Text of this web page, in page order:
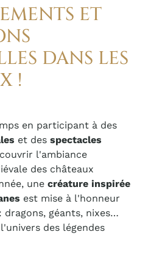
ET
DANS LES
!
en participant à des
et des spectacles
l'ambiance
des châteaux
une créature inspirée
est mise à l'honneur
dragons, géants, nixes…
des légendes